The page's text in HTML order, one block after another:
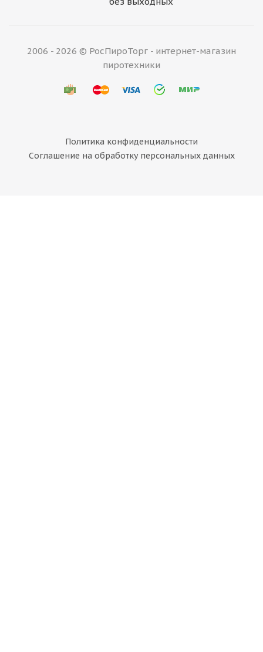
2006 - 2026 © РосПироТорг - интернет-магазин
пиротехники
Политика конфиденциальности
Соглашение на обработку персональных данных